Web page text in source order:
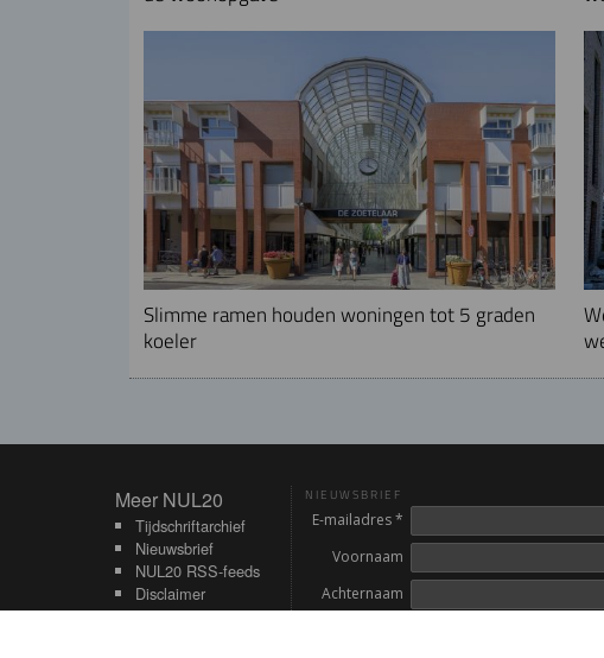
Slimme ramen houden woningen tot 5 graden
koeler
Meer NUL20
Meer NUL20
Tijdschriftarchief
Nieuwsbrief
NUL20 RSS-feeds
Disclaimer
Contact
NIEUWSBRIEF
E-mailadres *
Voornaam
Achternaam